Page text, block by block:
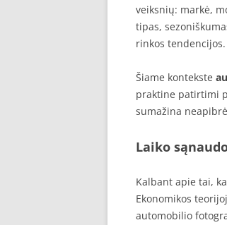
veiksnių: markė,
tipas,
rinkos tendencijos.
Šiame kontekste
praktine patirtimi
sumažina
Laiko
Kalbant apie tai,
Ekonomikos
automobilio